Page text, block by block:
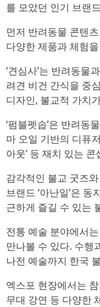
를 모았던 인기 브랜
먼저 반려동물 콘텐
다양한 제품과 체험
‘견심사’는 반려동물
려견 비건 간식을 중
디자인, 불교적 가치
‘펌블펫솝’은 반려동
마 오일 기반의 디퓨
아웃’ 등 재치 있는
감각적인 불교 굿즈
브랜드 ‘아난일’은
근하게 즐길 수 있는
전통 예술 분야에서
만나볼 수 있다. 수행
나전 예술까지 한국
엑스포 현장에서는
무대 강연 등 다양한